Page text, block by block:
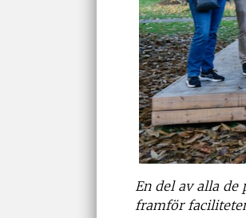
En del av alla
framför